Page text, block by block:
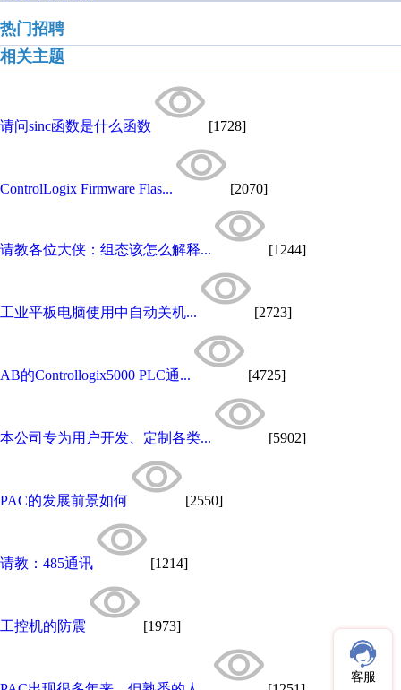
热门招聘
相关主题
请问sinc函数是什么函数 [1728]
ControlLogix Firmware Flas... [2070]
请教各位大侠：组态该怎么解释... [1244]
工业平板电脑使用中自动关机... [2723]
AB的Controllogix5000 PLC通... [4725]
本公司专为用户开发、定制各类... [5902]
PAC的发展前景如何 [2550]
请教：485通讯 [1214]
工控机的防震 [1973]
客服